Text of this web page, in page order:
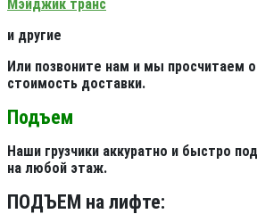
Мэйджик транс
и другие
Или позвоните нам и мы просчитаем
стоимость доставки.
Подъем
Наши грузчики аккуратно и быстро
на любой этаж.
ПОДЪЕМ на лифте: